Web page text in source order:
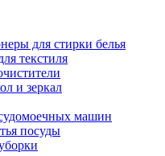
для стирки белья
текстиля
и зеркал
машин
посуды